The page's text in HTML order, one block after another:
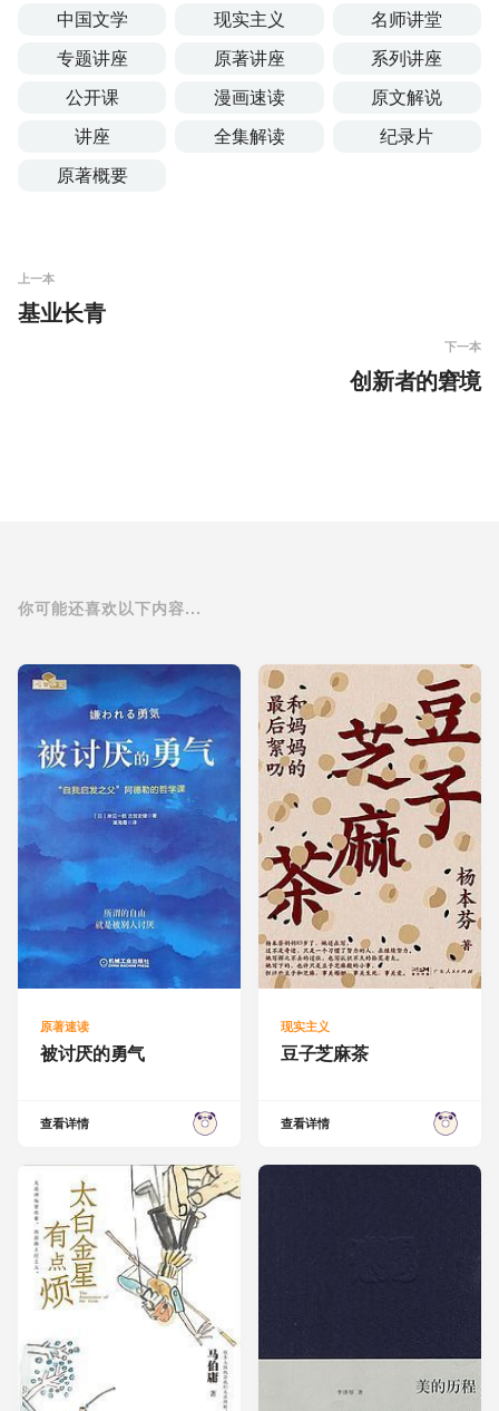
中国文学 现实主义
名师讲堂
专题讲座
原著讲座
系列讲座
公开课
漫画速读
原文解说
讲座
全集解读
纪录片
原著概要
上一本
基业长青
下一本
创新者的窘境
你可能还喜欢以下内容...
原著速读
被讨厌的勇气
查看详情
现实主义
豆子芝麻茶
查看详情